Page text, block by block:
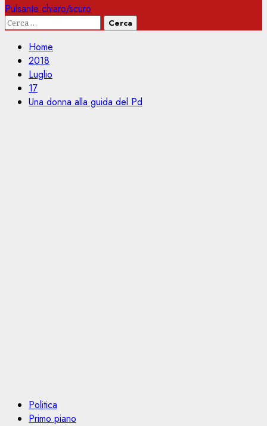
Pulsante chiaro/scuro
Ricerca
Home
2018
Luglio
17
Una donna alla guida del Pd
Politica
Primo piano